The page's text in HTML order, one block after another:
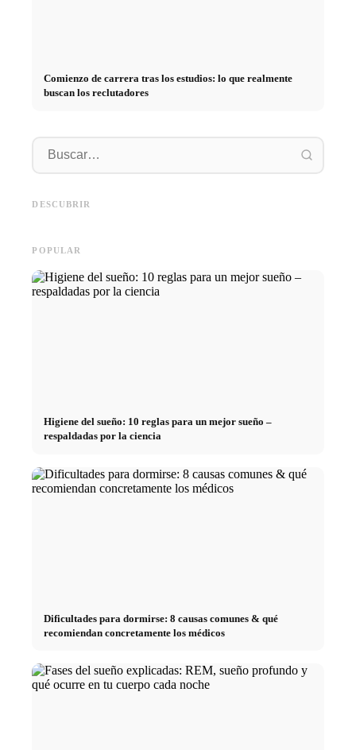
Comienzo de carrera tras los estudios: lo que realmente
buscan los reclutadores
DESCUBRIR
carrera
POPULAR
Higiene del sueño: 10 reglas para un mejor sueño –
respaldadas por la ciencia
Dificultades para dormirse: 8 causas comunes & qué
recomiendan concretamente los médicos